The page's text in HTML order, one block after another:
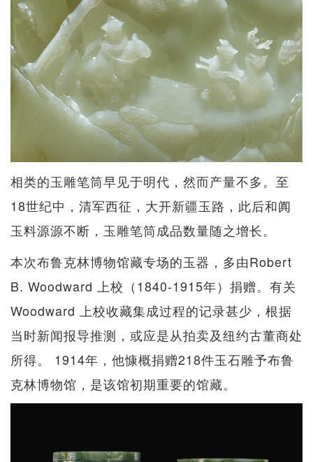
相类的玉雕笔筒早见于明代，然而产量不多。至
18世纪中，清军西征，大开新疆玉路，此后和阗
玉料源源不断，玉雕笔筒成品数量随之增长。
本次布鲁克林博物馆藏专场的玉器，多由Robert
B. Woodward 上校（1840-1915年）捐赠。有关
Woodward 上校收藏集成过程的记录甚少，根据
当时新闻报导推测，或应是从拍卖及纽约古董商处
所得。 1914年，他慷概捐赠218件玉石雕予布鲁
克林博物馆，是该馆初期重要的馆藏。